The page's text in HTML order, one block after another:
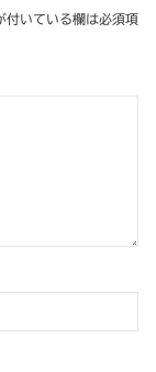
付いている欄は必須項